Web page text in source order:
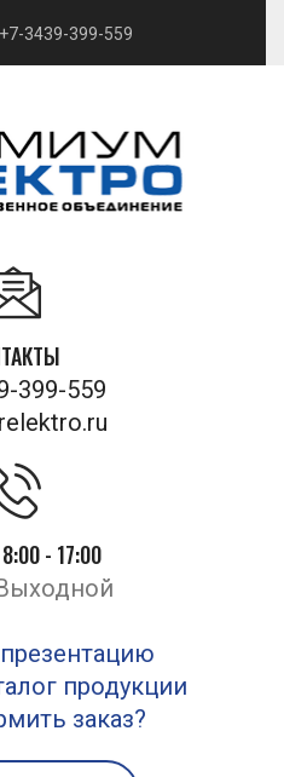
+7-3439-399-559
399-559
- 17:00
продукции
заказ?